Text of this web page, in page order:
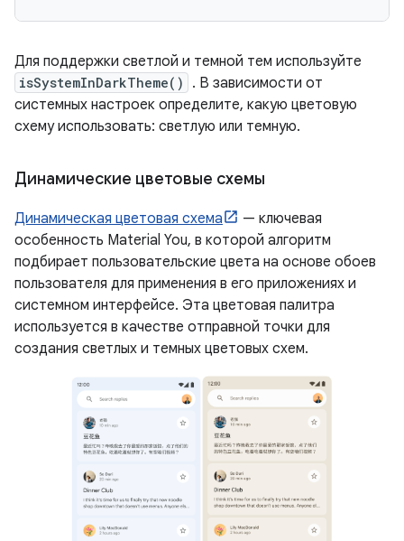
Для поддержки светлой и темной тем используйте
isSystemInDarkTheme()
. В зависимости от
системных настроек определите, какую цветовую
схему использовать: светлую или темную.
Динамические цветовые схемы
Динамическая цветовая схема
— ключевая
особенность Material You, в которой алгоритм
подбирает пользовательские цвета на основе обоев
пользователя для применения в его приложениях и
системном интерфейсе. Эта цветовая палитра
используется в качестве отправной точки для
создания светлых и темных цветовых схем.